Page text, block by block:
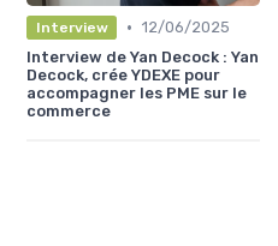
Interview • 12/06/2025
Interview de Yan Decock : Yan
Decock, crée YDEXE pour
accompagner les PME sur le
commerce